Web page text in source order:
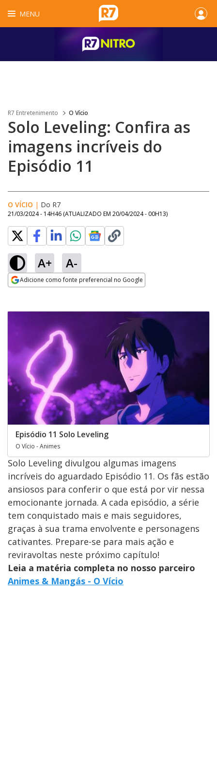
MENU
R7 Entretenimento O Vício
Solo Leveling: Confira as
imagens incríveis do
Episódio 11
O VÍCIO | Do R7
21/03/2024 - 14H46 (ATUALIZADO EM 20/04/2024 - 00H13)
A+ A-
Adicione como fonte preferencial no Google
Episódio 11 Solo Leveling
O Vício - Animes
Solo Leveling divulgou algumas imagens
incríveis do aguardado Episódio 11. Os fãs estão
ansiosos para conferir o que está por vir nessa
emocionante jornada. A cada episódio, a série
tem conquistado mais e mais seguidores,
graças à sua trama envolvente e personagens
cativantes. Prepare-se para mais ação e
reviravoltas neste próximo capítulo!
Leia a matéria completa no nosso parceiro
Animes & Mangás - O Vício